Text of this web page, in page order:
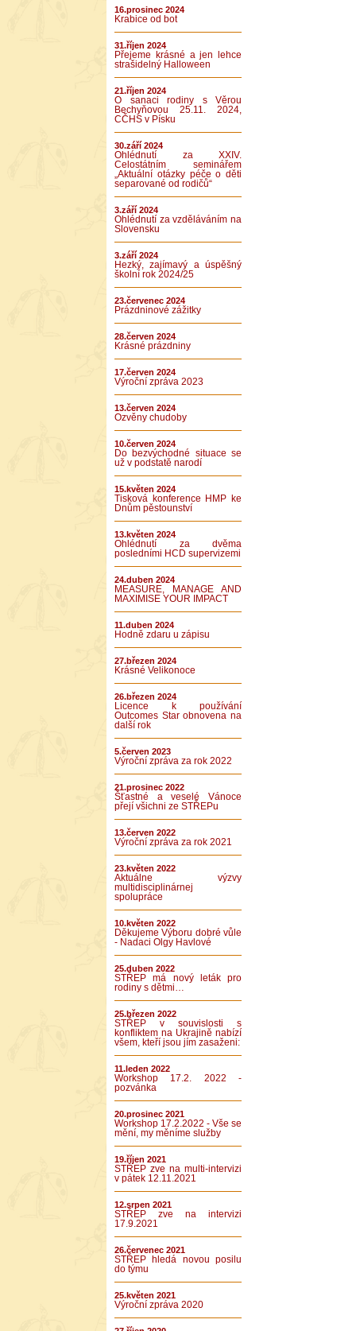
16.prosinec 2024
Krabice od bot
31.říjen 2024
Přejeme krásné a jen lehce
strašidelný Halloween
21.říjen 2024
O sanaci rodiny s Věrou
Bechyňovou 25.11. 2024,
CČHS v Písku
30.září 2024
Ohlédnutí za XXIV.
Celostátním seminářem
„Aktuální otázky péče o děti
separované od rodičů“
3.září 2024
Ohlédnutí za vzděláváním na
Slovensku
3.září 2024
Hezký, zajímavý a úspěšný
školní rok 2024/25
23.červenec 2024
Prázdninové zážitky
28.červen 2024
Krásné prázdniny
17.červen 2024
Výroční zpráva 2023
13.červen 2024
Ozvěny chudoby
10.červen 2024
Do bezvýchodné situace se
už v podstatě narodí
15.květen 2024
Tisková konference HMP ke
Dnům pěstounství
13.květen 2024
Ohlédnutí za dvěma
posledními HCD supervizemi
24.duben 2024
MEASURE, MANAGE AND
MAXIMISE YOUR IMPACT
11.duben 2024
Hodně zdaru u zápisu
27.březen 2024
Krásné Velikonoce
26.březen 2024
Licence k používání
Outcomes Star obnovena na
další rok
5.červen 2023
Výroční zpráva za rok 2022
21.prosinec 2022
Šťastné a veselé Vánoce
přejí všichni ze STŘEPu
13.červen 2022
Výroční zpráva za rok 2021
23.květen 2022
Aktuálne výzvy
multidisciplinárnej
spolupráce
10.květen 2022
Děkujeme Výboru dobré vůle
- Nadaci Olgy Havlové
25.duben 2022
STŘEP má nový leták pro
rodiny s dětmi…
25.březen 2022
STŘEP v souvislosti s
konfliktem na Ukrajině nabízí
všem, kteří jsou jím zasaženi:
11.leden 2022
Workshop 17.2. 2022 -
pozvánka
20.prosinec 2021
Workshop 17.2.2022 - Vše se
mění, my měníme služby
19.říjen 2021
STŘEP zve na multi-intervizi
v pátek 12.11.2021
12.srpen 2021
STŘEP zve na intervizi
17.9.2021
26.červenec 2021
STŘEP hledá novou posilu
do týmu
25.květen 2021
Výroční zpráva 2020